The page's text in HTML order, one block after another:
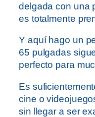
delgada con una
es totalmente
Y aquí hago un
65 pulgadas
perfecto para
Es
cine o
sin llegar a ser